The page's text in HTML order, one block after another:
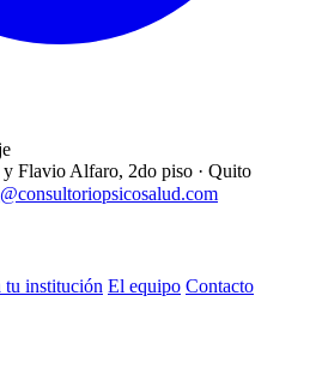
Flavio Alfaro, 2do piso · Quito
tu institución El equipo Contacto